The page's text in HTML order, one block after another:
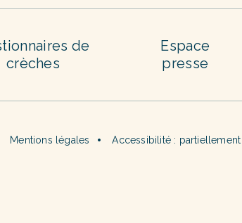
de
crèches
Espace
presse
Mentions légales Accessibilité :